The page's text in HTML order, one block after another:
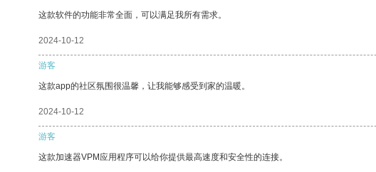
这款软件的功能非常全面，可以满足我所有需求。
2024-10-12
游客
这款app的社区氛围很温馨，让我能够感受到家的温暖。
2024-10-12
游客
这款加速器VPM应用程序可以给你提供最高速度和安全性的连接。